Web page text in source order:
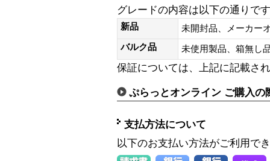
グレードの内容は以下の通りで
新品
未開封品、メーカー
バルク品
未使用製品、箱無
保証については、上記に記載さ
ぷらっとオンライン ご購入の
支払方法について
以下のお支払い方法がご利用で